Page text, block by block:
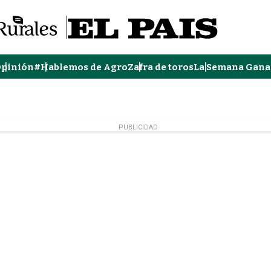
#Hablemos de AgroZafra de torosLa Semana
PUBLICIDAD